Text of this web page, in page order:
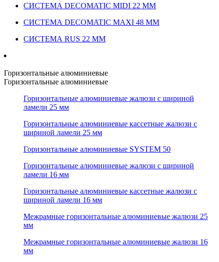
СИСТЕМА DECOMATIC MIDI 22 ММ
СИСТЕМА DECOMATIC MAXI 48 ММ
СИСТЕМА RUS 22 ММ
Горизонтальные алюминиевые
Горизонтальные алюминиевые
Горизонтальные алюминиевые жалюзи с шириной
ламели 25 мм
Горизонтальные алюминиевые кассетные жалюзи с
шириной ламели 25 мм
Горизонтальные алюминиевые SYSTEM 50
Горизонтальные алюминиевые жалюзи с шириной
ламели 16 мм
Горизонтальные алюминиевые кассетные жалюзи с
шириной ламели 16 мм
Межрамные горизонтальные алюминиевые жалюзи 25
мм
Межрамные горизонтальные алюминиевые жалюзи 16
мм